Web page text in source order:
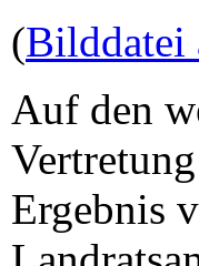
(Bilddatei
Auf den
Ergebnis